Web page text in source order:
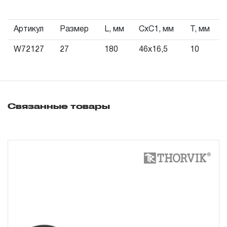
Артикул Размер L, мм СхС1, мм Т, мм
W72127 27 180 46х16,5 10
3. Исполнение гарантийных обязательств.
3.1 На изделия торговых марок JONNESWAY® и
OMBRA® распространяется понятие «ПОЖИЗНЕННАЯ
производстве и делающий невозможным дальнейшее
инструмента, которые перечислены в п. 3.4.
3.2 Производитель гарантирует бесперебойное
3.3 На изделия торговой марки CARBON®
Связанные товары